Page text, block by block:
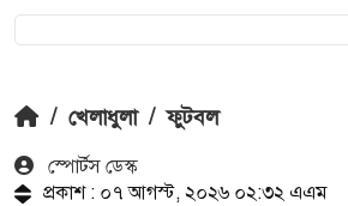
/ খেলাধুলা / ফুটবল
স্পোর্টস ডেস্ক
প্রকাশ : ০৭ আগস্ট, ২০২৬ ০২:৩২ এএম